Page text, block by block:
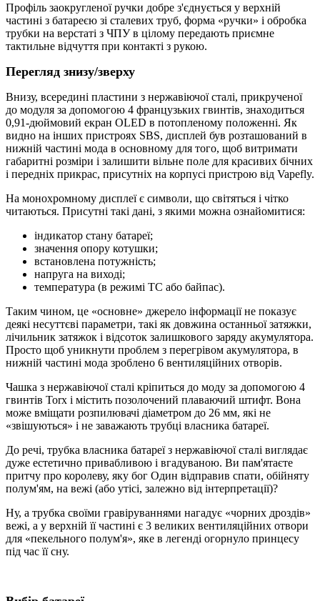
Профіль заокругленої ручки добре з'єднується у верхній
частині з батареєю зі сталевих труб, форма «ручки» і обробка
трубки на верстаті з ЧПУ в цілому передають приємне
тактильне відчуття при контакті з рукою.
Перегляд знизу/зверху
Внизу, всередині пластини з нержавіючої сталі, прикрученої
до модуля за допомогою 4 французьких гвинтів, знаходиться
0,91-дюймовий екран OLED в потопленому положенні. Як
видно на інших пристроях SBS, дисплей був розташований в
нижній частині мода в основному для того, щоб витримати
габаритні розміри і залишити вільне поле для красивих бічних
і передніх прикрас, присутніх на корпусі пристрою від Vapefly.
На монохромному дисплеї є символи, що світяться і чітко
читаються. Присутні такі дані, з якими можна ознайомитися:
індикатор стану батареї;
значення опору котушки;
встановлена потужність;
напруга на виході;
температура (в режимі TC або байпас).
Таким чином, це «основне» джерело інформації не показує
деякі несуттєві параметри, такі як довжина останньої затяжки,
лічильник затяжок і відсоток залишкового заряду акумулятора.
Просто щоб уникнути проблем з перегрівом акумулятора, в
нижній частині мода зроблено 6 вентиляційних отворів.
Чашка з нержавіючої сталі кріпиться до моду за допомогою 4
гвинтів Torx і містить позолочений плаваючий штифт. Вона
може вміщати розпилювачі діаметром до 26 мм, які не
«звішуються» і не заважають трубці власника батареї.
До речі, трубка власника батареї з нержавіючої сталі виглядає
дуже естетично привабливою і вгадуваною. Ви пам'ятаєте
притчу про королеву, яку бог Один відправив спати, обійняту
полум'ям, на вежі (або утісі, залежно від інтерпретації)?
Ну, а трубка своїми гравіруваннями нагадує «чорних дроздів»
вежі, а у верхній її частині є 3 великих вентиляційних отвори
для «пекельного полум'я», яке в легенді огорнуло принцесу
під час її сну.